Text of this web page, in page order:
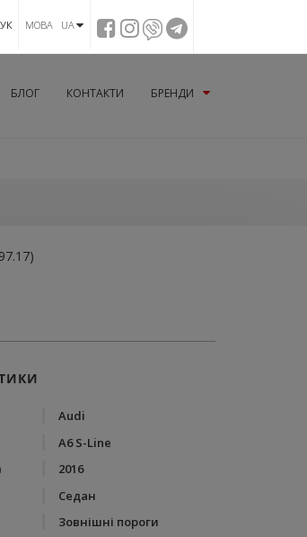
МОВА UA
БЛОГ КОНТАКТИ БРЕНДИ
Audi
A6 S-Line
2016
Седан
Зовнішні пороги